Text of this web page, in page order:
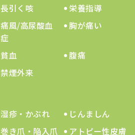
長引く咳
栄養指導
痛風/高尿酸血
症
胸が痛い
貧血
腹痛
禁煙外来
湿疹・かぶれ
じんましん
巻き爪・陥入爪
アトピー性皮膚